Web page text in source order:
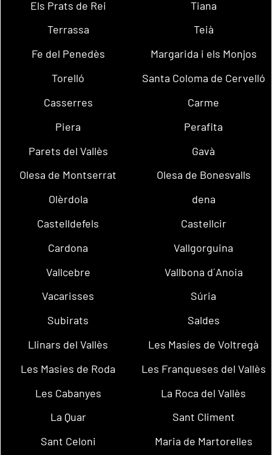
Els Prats de Rei
Tiana
Terrassa
Teià
Fe del Penedès
Margarida i els Monjos
Torelló
Santa Coloma de Cervelló
Casserres
Carme
Piera
Perafita
Parets del Vallès
Gavà
Olesa de Montserrat
Olesa de Bonesvalls
Olèrdola
dena
Castelldefels
Castellcir
Cardona
Vallgorguina
Vallcebre
Vallbona d´Anoia
Vacarisses
Súria
Subirats
Saldes
Llinars del Vallès
Les Masíes de Voltregà
Les Masies de Roda
Les Franqueses del Vallès
Les Cabanyes
La Roca del Vallès
La Quar
Sant Climent
Sant Celoni
Maria de Martorelles